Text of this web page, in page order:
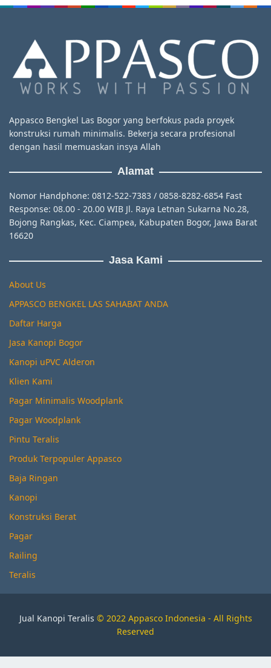
Appasco Bengkel Las Bogor yang berfokus pada proyek
konstruksi rumah minimalis. Bekerja secara profesional
dengan hasil memuaskan insya Allah
Alamat
Nomor Handphone: 0812-522-7383 / 0858-8282-6854 Fast
Response: 08.00 - 20.00 WIB Jl. Raya Letnan Sukarna No.28,
Bojong Rangkas, Kec. Ciampea, Kabupaten Bogor, Jawa Barat
16620
Jasa Kami
About Us
APPASCO BENGKEL LAS SAHABAT ANDA
Daftar Harga
Jasa Kanopi Bogor
Kanopi uPVC Alderon
Klien Kami
Pagar Minimalis Woodplank
Pagar Woodplank
Pintu Teralis
Produk Terpopuler Appasco
Baja Ringan
Kanopi
Konstruksi Berat
Pagar
Railing
Teralis
Jual Kanopi Teralis © 2022 Appasco Indonesia - All Rights
Reserved